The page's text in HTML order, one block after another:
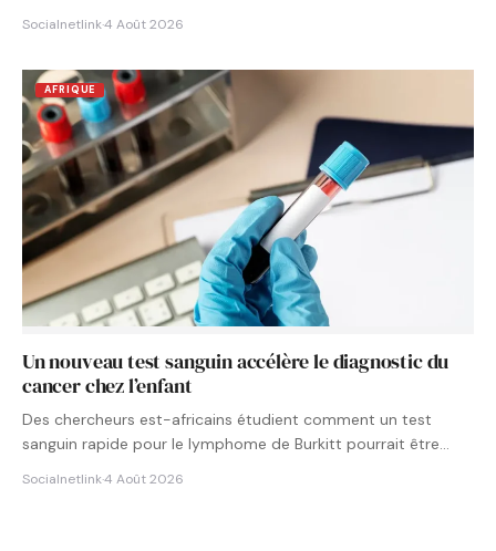
Socialnetlink·4 Août 2026
AFRIQUE
Un nouveau test sanguin accélère le diagnostic du
cancer chez l’enfant
Des chercheurs est-africains étudient comment un test
sanguin rapide pour le lymphome de Burkitt pourrait être
Socialnetlink·4 Août 2026